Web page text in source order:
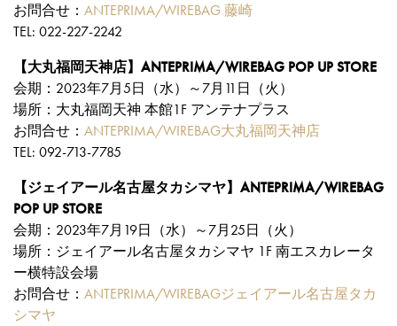
お問合せ： ANTEPRIMA/WIREBAG 藤崎
TEL: 022-227-2242
【大丸福岡天神店】ANTEPRIMA/WIREBAG POP UP STORE
会期：2023年7月5日（水）～7月11日（火）
場所：大丸福岡天神 本館1F アンテナプラス
お問合せ： ANTEPRIMA/WIREBAG大丸福岡天神店
TEL: 092-713-7785
【ジェイアール名古屋タカシマヤ】ANTEPRIMA/WIREBAG
POP UP STORE
会期：2023年7月19日（水）～7月25日（火）
場所：ジェイアール名古屋タカシマヤ 1F 南エスカレータ
ー横特設会場
お問合せ： ANTEPRIMA/WIREBAGジェイアール名古屋タカ
シマヤ